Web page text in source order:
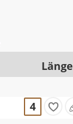
Länge
4